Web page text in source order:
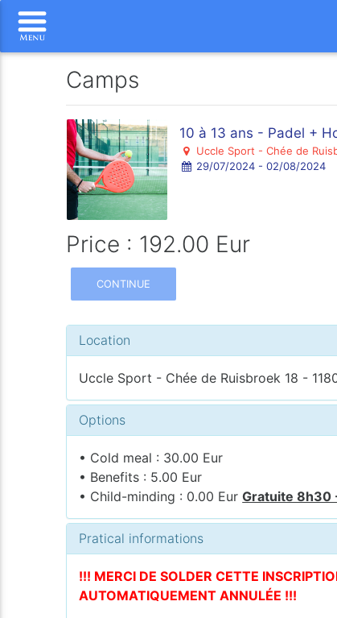
Camps
10 à 13 ans - Padel +
Uccle Sport - Chée de
29/07/2024 - 02/08/2024
Price : 192.00 Eur
CONTINUE
Location
Uccle Sport - Chée de Ruisbroek 18 -
Options
• Cold meal : 30.00 Eur
• Benefits : 5.00 Eur
• Child-minding : 0.00 EurGratuite 8h30
Pratical informations
!!! MERCI DE SOLDER CETTE
AUTOMATIQUEMENT ANNULÉE !!!